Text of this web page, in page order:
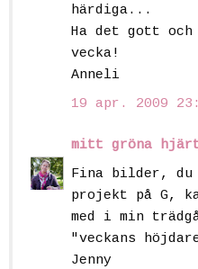
härdiga...
Ha det gott
vecka!
Anneli
19 apr. 2009
mitt gröna
Fina bilder, du
projekt på G,
med i min
"veckans
Jenny